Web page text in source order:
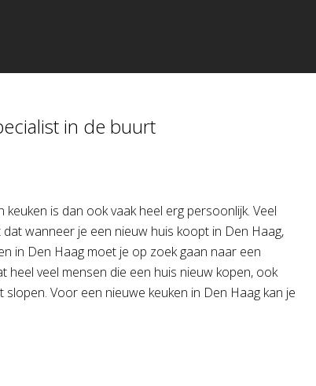
in de buurt
is dan ook vaak heel erg persoonlijk. Veel
wanneer je een nieuw huis koopt in Den Haag,
in Den Haag moet je op zoek gaan naar een
heel veel mensen die een huis nieuw kopen, ook
Voor een nieuwe keuken in Den Haag kan je